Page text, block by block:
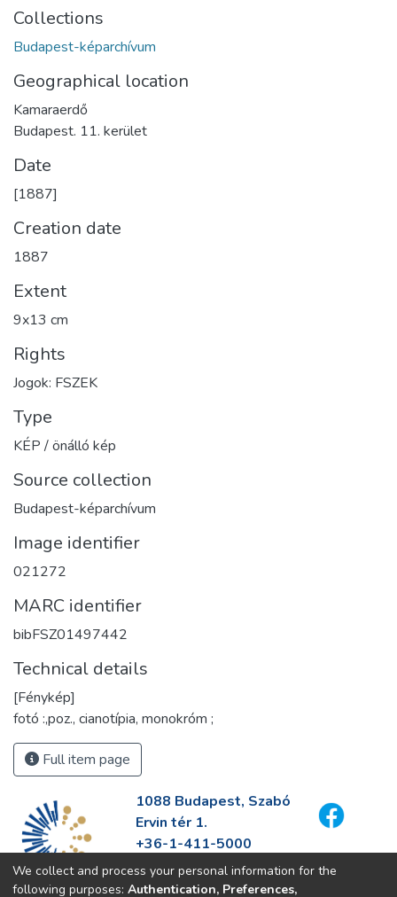
Collections
Budapest-képarchívum
Geographical location
Kamaraerdő
Budapest. 11. kerület
Date
[1887]
Creation date
1887
Extent
9x13 cm
Rights
Jogok: FSZEK
Type
KÉP / önálló kép
Source collection
Budapest-képarchívum
Image identifier
021272
MARC identifier
bibFSZ01497442
Technical details
[Fénykép]
fotó :,poz., cianotípia, monokróm ;
Full item page
1088 Budapest, Szabó
Ervin tér 1.
+36-1-411-5000
info@fszek.hu
https://fszek.hu
We collect and process your personal information for the
following purposes: Authentication, Preferences,